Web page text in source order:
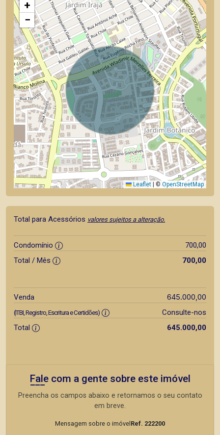
+
−
Leaflet © OpenStreetMap
Total para Acessórios valores sujeitos a alteração.
Condomínio
700,00
Total / Mês
700,00
Venda 645.000,00
(ITBI, Registro, Escritura e Certidões)
Consulte-nos
Total
645.000,00
Fale com a gente sobre este imóvel
Preencha os campos abaixo e retornamos o seu contato
em breve.
Mensagem sobre o imóvel Ref. 222200